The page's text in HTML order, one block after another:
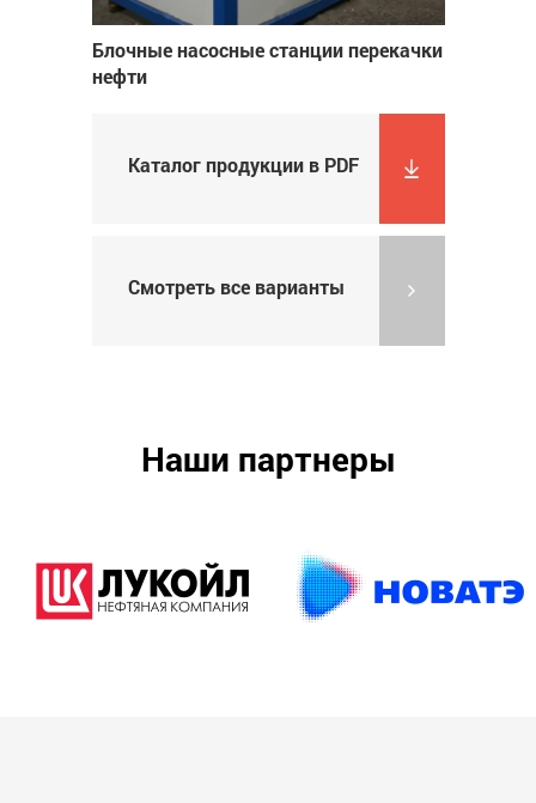
Блочные насосные станции перекачки
нефти
Каталог продукции в PDF
Смотреть все варианты
Наши партнеры